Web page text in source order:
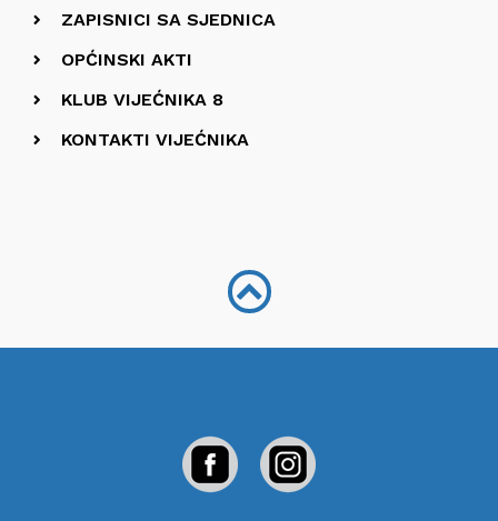
ZAPISNICI SA SJEDNICA
OPĆINSKI AKTI
KLUB VIJEĆNIKA 8
KONTAKTI VIJEĆNIKA